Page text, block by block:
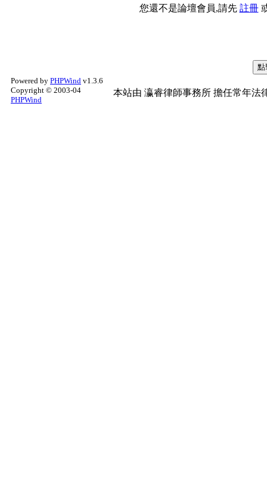
您還不是論壇會員,請先 註冊
Powered by PHPWind v1.3.6
Copyright © 2003-04
PHPWind
本站由 瀛睿律師事務所 擔任常年法